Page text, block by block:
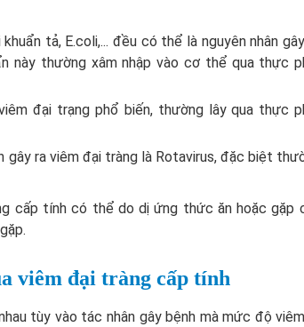
tả, E.coli,... đều có thể là nguyên nhân
này thường xâm nhập vào cơ thể qua thực
đại trạng phổ biến, thường lây qua thực
ra viêm đại tràng là Rotavirus, đặc biệt
cấp tính có thể do dị ứng thức ăn hoặc gặp
viêm đại tràng cấp tính
tùy vào tác nhân gây bệnh mà mức độ